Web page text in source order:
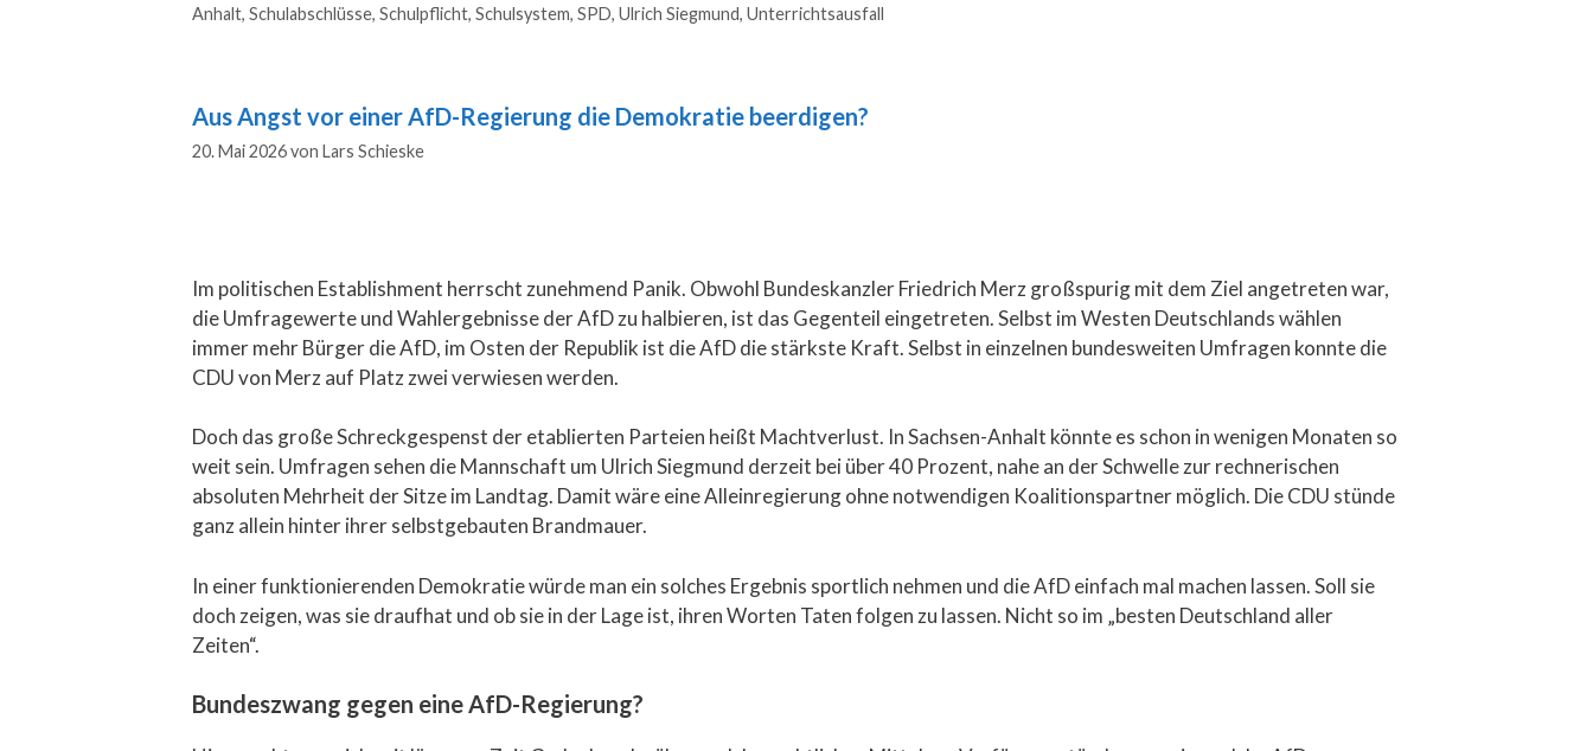
Anhalt, Schulabschlüsse, Schulpflicht, Schulsystem, SPD, Ulrich Siegmund, Unterrichtsausfall
Aus Angst vor einer AfD-Regierung die Demokratie beerdigen?
20. Mai 2026von Lars Schieske
Im politischen Establishment herrscht zunehmend Panik. Obwohl Bundeskanzler Friedrich Merz großspurig mit dem Ziel angetreten war,
die Umfragewerte und Wahlergebnisse der AfD zu halbieren, ist das Gegenteil eingetreten. Selbst im Westen Deutschlands wählen
immer mehr Bürger die AfD, im Osten der Republik ist die AfD die stärkste Kraft. Selbst in einzelnen bundesweiten Umfragen konnte die
CDU von Merz auf Platz zwei verwiesen werden.
Doch das große Schreckgespenst der etablierten Parteien heißt Machtverlust. In Sachsen-Anhalt könnte es schon in wenigen Monaten so
weit sein. Umfragen sehen die Mannschaft um Ulrich Siegmund derzeit bei über 40 Prozent, nahe an der Schwelle zur rechnerischen
absoluten Mehrheit der Sitze im Landtag. Damit wäre eine Alleinregierung ohne notwendigen Koalitionspartner möglich. Die CDU stünde
ganz allein hinter ihrer selbstgebauten Brandmauer.
In einer funktionierenden Demokratie würde man ein solches Ergebnis sportlich nehmen und die AfD einfach mal machen lassen. Soll sie
doch zeigen, was sie draufhat und ob sie in der Lage ist, ihren Worten Taten folgen zu lassen. Nicht so im „besten Deutschland aller
Zeiten“.
Bundeszwang gegen eine AfD-Regierung?